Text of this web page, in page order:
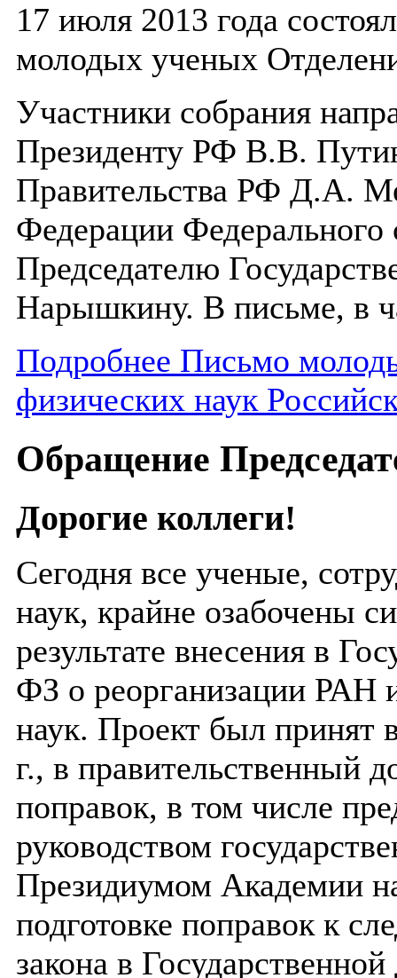
17 июля 2013 года
молодых ученых
Участники собрания
Президенту РФ В.В.
Правительства РФ Д.А.
Федерации
Председателю
Нарышкину. В письме, в
Подробнее Письмо
физических наук
Обращение
Дорогие коллеги!
Сегодня все ученые,
наук, крайне озабочены
результате внесения в
ФЗ о реорганизации РАН
наук. Проект был принят
г., в правительственный
поправок, в том числе
руководством
Президиумом Академии
подготовке поправок к
закона в